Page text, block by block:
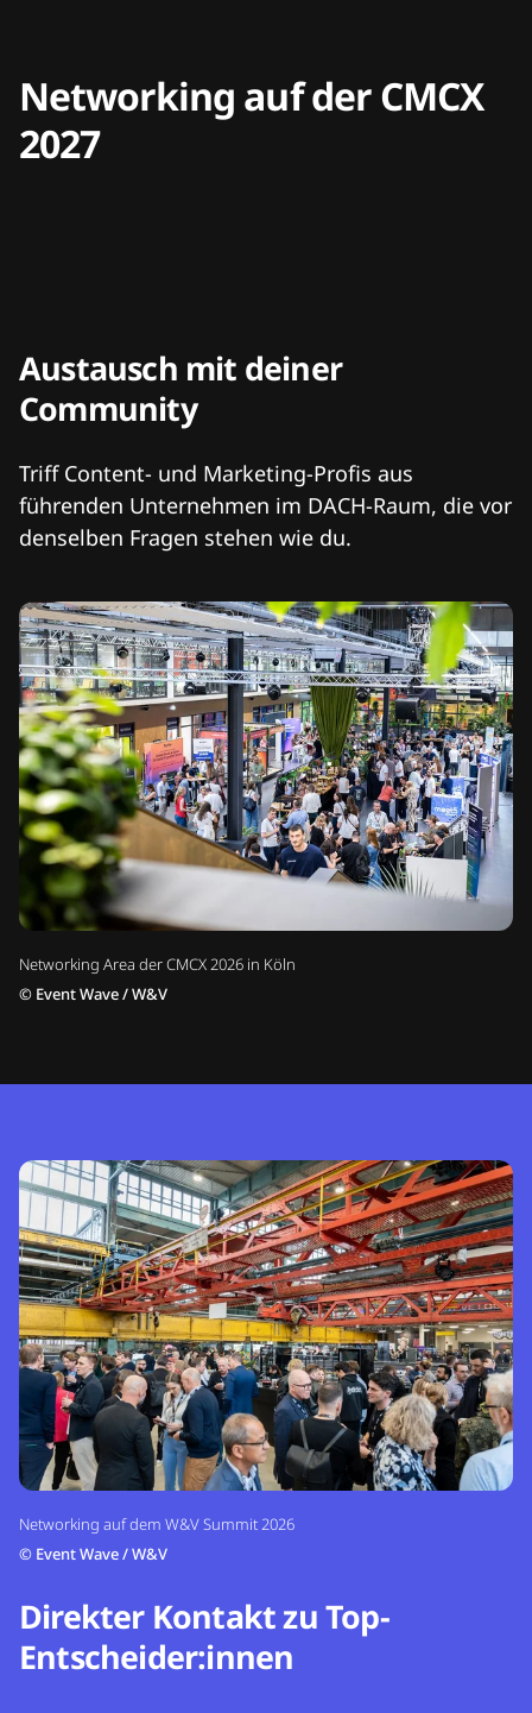
Networking auf der CMCX
2027
Networking Area der CMCX 2026 in Köln
© Event Wave / W&V
Austausch mit deiner
Community
Triff Content- und Marketing-Profis aus
führenden Unternehmen im DACH-Raum, die vor
denselben Fragen stehen wie du.
Networking auf dem W&V Summit 2026
© Event Wave / W&V
Direkter Kontakt zu Top-
Entscheider:innen